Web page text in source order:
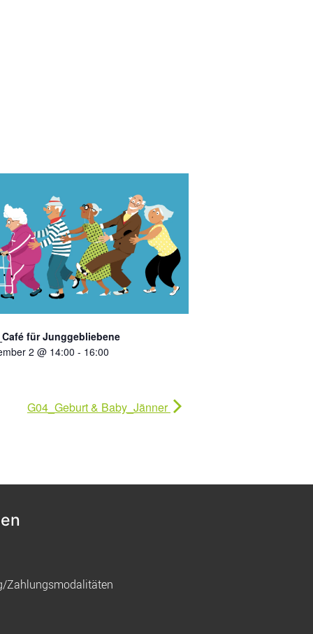
für Junggebliebene
2 @ 14:00 - 16:00
G04_Geburt & Baby_Jänner
Zahlungsmodalitäten